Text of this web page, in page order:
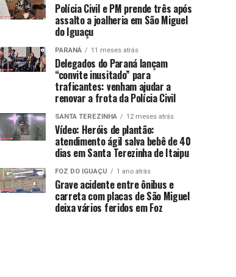
Polícia Civil e PM prende três após
assalto a joalheria em São Miguel
do Iguaçu
PARANÁ 11 meses atrás
Delegados do Paraná lançam
“convite inusitado” para
traficantes: venham ajudar a
renovar a frota da Polícia Civil
SANTA TEREZINHA 12 meses atrás
Vídeo: Heróis de plantão:
atendimento ágil salva bebê de 40
dias em Santa Terezinha de Itaipu
FOZ DO IGUAÇU 1 ano atrás
Grave acidente entre ônibus e
carreta com placas de São Miguel
deixa vários feridos em Foz